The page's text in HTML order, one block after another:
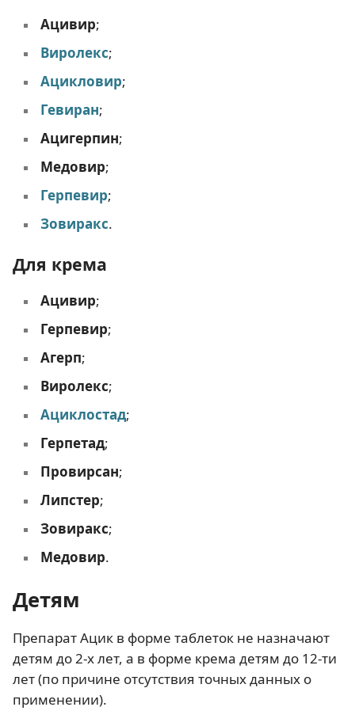
Ацивир;
Виролекс;
Ацикловир;
Гевиран;
Ацигерпин;
Медовир;
Герпевир;
Зовиракс.
Для крема
Ацивир;
Герпевир;
Агерп;
Виролекс;
Ациклостад;
Герпетад;
Провирсан;
Липстер;
Зовиракс;
Медовир.
Детям
Препарат Ацик в форме таблеток не назначают
детям до 2-х лет, а в форме крема детям до 12-ти
лет (по причине отсутствия точных данных о
применении).